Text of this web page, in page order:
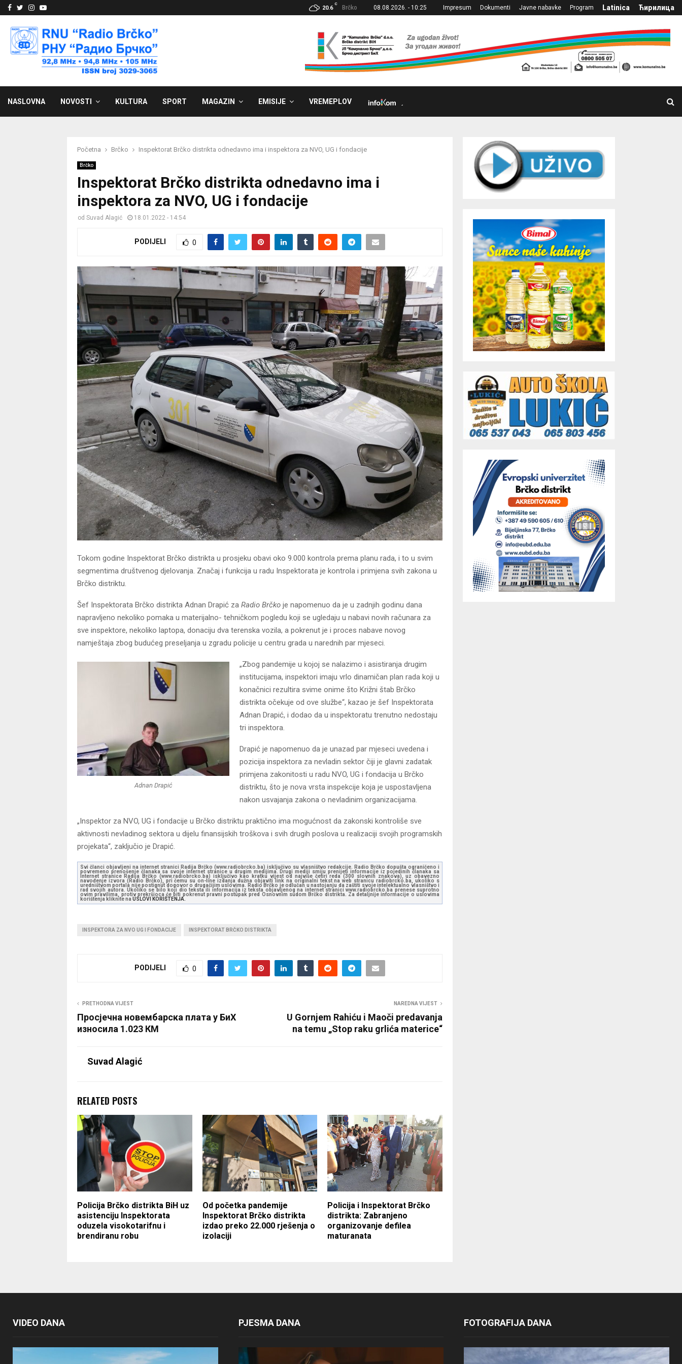
Facebook
Twitter
Instagram
Youtube 20.6
C
Brčko 08.08.2026. - 10:25 Impresum Dokumenti Javne nabavke Program Latinica Ћирилица
NASLOVNA NOVOSTI KULTURA SPORT MAGAZIN EMISIJE VREMEPLOV
Početna Brčko Inspektorat Brčko distrikta odnedavno ima i inspektora za NVO, UG i fondacije
Brčko
Inspektorat Brčko distrikta odnedavno ima i
inspektora za NVO, UG i fondacije
od Suvad Alagić 18.01.2022 - 14:54
PODIJELI 0
Tokom godine Inspektorat Brčko distrikta u prosjeku obavi oko 9.000 kontrola prema planu rada, i to u svim
segmentima društvenog djelovanja. Značaj i funkcija u radu Inspektorata je kontrola i primjena svih zakona u
Brčko distriktu.
Šef Inspektorata Brčko distrikta Adnan Drapić za Radio Brčko je napomenuo da je u zadnjih godinu dana
napravljeno nekoliko pomaka u materijalno- tehničkom pogledu koji se ugledaju u nabavi novih računara za
sve inspektore, nekoliko laptopa, donaciju dva terenska vozila, a pokrenut je i proces nabave novog
namještaja zbog budućeg preseljanja u zgradu policije u centru grada u narednih par mjeseci.
Adnan Drapić
„Zbog pandemije u kojoj se nalazimo i asistiranja drugim
institucijama, inspektori imaju vrlo dinamičan plan rada koji u
konačnici rezultira svime onime što Križni štab Brčko
distrikta očekuje od ove službe“, kazao je šef Inspektorata
Adnan Drapić, i dodao da u inspektoratu trenutno nedostaju
tri inspektora.
Drapić je napomenuo da je unazad par mjeseci uvedena i
pozicija inspektora za nevladin sektor čiji je glavni zadatak
primjena zakonitosti u radu NVO, UG i fondacija u Brčko
distriktu, što je nova vrsta inspekcije koja je uspostavljena
nakon usvajanja zakona o nevladinim organizacijama.
„Inspektor za NVO, UG i fondacije u Brčko distriktu praktično ima mogućnost da zakonski kontroliše sve
aktivnosti nevladinog sektora u dijelu finansijskih troškova i svih drugih poslova u realizaciji svojih programskih
projekata“, zaključio je Drapić.
Svi članci objavljeni na internet stranici Radija Brčko (www.radiobrcko.ba) isključivo su vlasništvo redakcije. Radio Brčko dopušta ograničeno i
povremeno prenošenje članaka sa svoje internet stranice u drugim medijima. Drugi mediji smiju prenijeti informacije iz pojedinih članaka sa
Internet stranice Radija Brčko (www.radiobrcko.ba) isključivo kao kratku vijest od najviše četiri reda (300 slovnih znakova), uz obavezno
navođenje izvora (Radio Brčko), pri čemu su on-line izdanja dužna objaviti link na originalni tekst na web stranicu radiobrcko.ba, ukoliko s
uredništvom portala nije postignut dogovor o drugačijim uslovima. Radio Brčko je odlučan u nastojanju da zaštiti svoje intelektualno vlasništvo i
rad svojih autora. Ukoliko se bilo koji dio teksta ili informacija iz teksta objavljenog na internet stranici www.radiobrcko.ba prenese suprotno
ovim pravilima, protiv prekršioca će biti pokrenut pravni postupak pred Osnovnim sudom Brčko distrikta. Za detaljnije informacije o uslovima
korištenja kliknite na USLOVI KORIŠTENJA.
INSPEKTORA ZA NVO UG I FONDACIJE INSPEKTORAT BRČKO DISTRIKTA
PODIJELI 0
PRETHODNA VIJEST
Просјечна новембарска плата у БиХ
износила 1.023 КМ
NAREDNA VIJEST
U Gornjem Rahiću i Maoči predavanja
na temu „Stop raku grlića materice“
Suvad Alagić
RELATED POSTS
Policija Brčko distrikta BiH uz
asistenciju Inspektorata
oduzela visokotarifnu i
brendiranu robu
Od početka pandemije
Inspektorat Brčko distrikta
izdao preko 22.000 rješenja o
izolaciji
Policija i Inspektorat Brčko
distrikta: Zabranjeno
organizovanje defilea
maturanata
VIDEO DANA PJESMA DANA FOTOGRAFIJA DANA